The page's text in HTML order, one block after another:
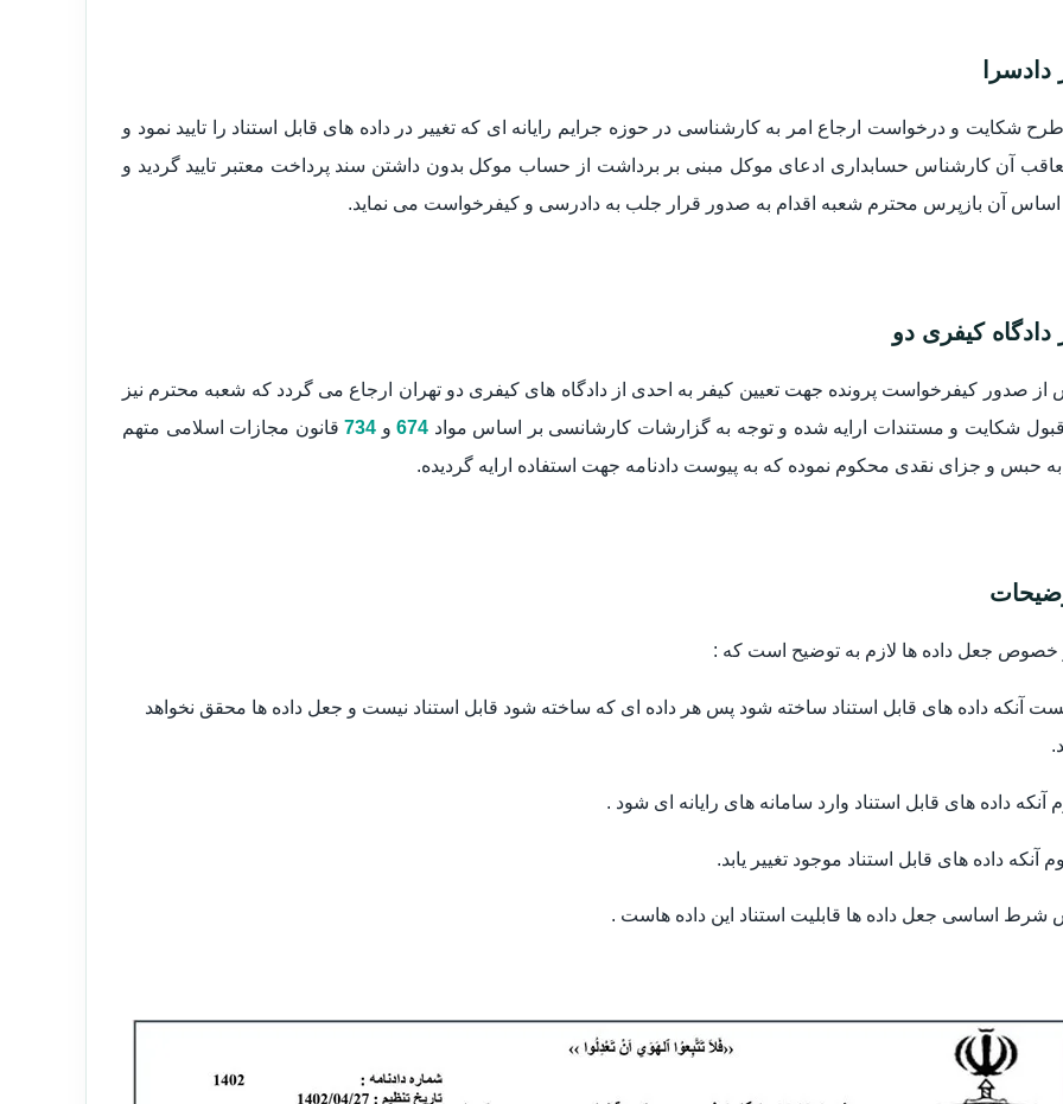
دادسرا
طرح شکایت و درخواست ارجاع امر به کارشناسی در حوزه جرایم رایانه ای که تغییر در داده های قابل استناد را تایید نمود و
آن کارشناس حسابداری ادعای موکل مبنی بر برداشت از حساب موکل بدون داشتن سند پرداخت معتبر تایید گردید و
اساس آن بازپرس محترم شعبه اقدام به صدور قرار جلب به دادرسی و کیفرخواست می نماید.
دادگاه کیفری دو
از صدور کیفرخواست پرونده جهت تعیین کیفر به احدی از دادگاه های کیفری دو تهران ارجاع می گردد که شعبه محترم نیز
قبول شکایت و مستندات ارایه شده و توجه به گزارشات کارشانسی بر اساس مواد 674و 734قانون مجازات اسلامی متهم
به حبس و جزای نقدی محکوم نموده که به پیوست دادنامه جهت استفاده ارایه گردیده.
خصوص جعل داده ها لازم به توضیح است که :
آنکه داده های قابل استناد ساخته شود پس هر داده ای که ساخته شود قابل استناد نیست و جعل داده ها محقق نخواهد
آنکه داده های قابل استناد وارد سامانه های رایانه ای شود .
آنکه داده های قابل استناد موجود تغییر یابد.
شرط اساسی جعل داده ها قابلیت استناد این داده هاست .